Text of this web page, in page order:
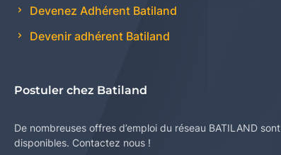
Devenez Adhérent Batiland
Devenir adhérent Batiland
Postuler chez Batiland
De nombreuses offres d’emploi du réseau BATILAND sont
disponibles. Contactez nous !